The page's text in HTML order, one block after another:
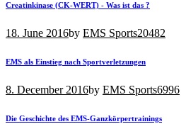
Creatinkinase (CK-WERT) - Was ist das ?
18. June 2016by EMS Sports20482
EMS als Einstieg nach Sportverletzungen
8. December 2016by EMS Sports6996
Die Geschichte des EMS-Ganzkörpertrainings